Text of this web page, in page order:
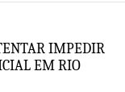
IMPEDIR
EM RIO